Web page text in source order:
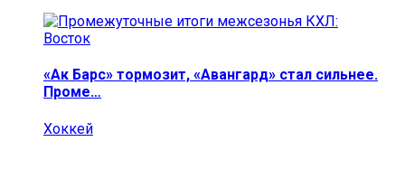
«Ак Барс» тормозит, «Авангард» стал сильнее.
Проме…
Хоккей